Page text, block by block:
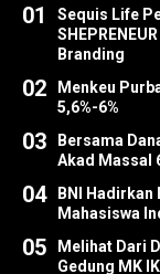
01
Sequis Life
Branding
02
Menkeu
5,6%-6%
03
Bersama
Akad Massal
04
BNI
Mahasiswa
05
Melihat Dari
Gedung MK